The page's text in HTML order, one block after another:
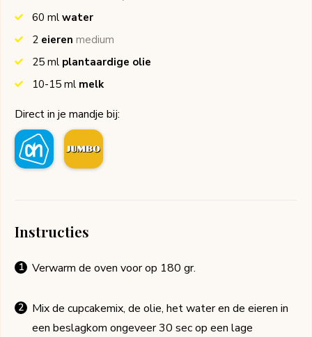
60 ml water
2 eieren medium
25 ml plantaardige olie
10-15 ml melk
Direct in je mandje bij:
Instructies
Verwarm de oven voor op 180 gr.
Mix de cupcakemix, de olie, het water en de eieren in
een beslagkom ongeveer 30 sec op een lage